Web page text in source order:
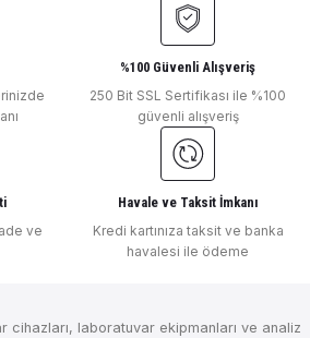
%100 Güvenli Alışveriş
250 Bit SSL Sertifikası ile %100
güvenli alışveriş
ve
Havale ve Taksit İmkanı
Kredi kartınıza taksit ve banka
havalesi ile ödeme
cihazları, laboratuvar ekipmanları ve analiz